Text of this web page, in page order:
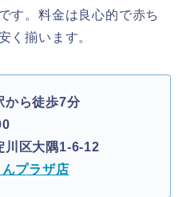
す。料金は良心的で赤ち
く揃います。
から徒歩7分
川区大隅1-6-12
プラザ店